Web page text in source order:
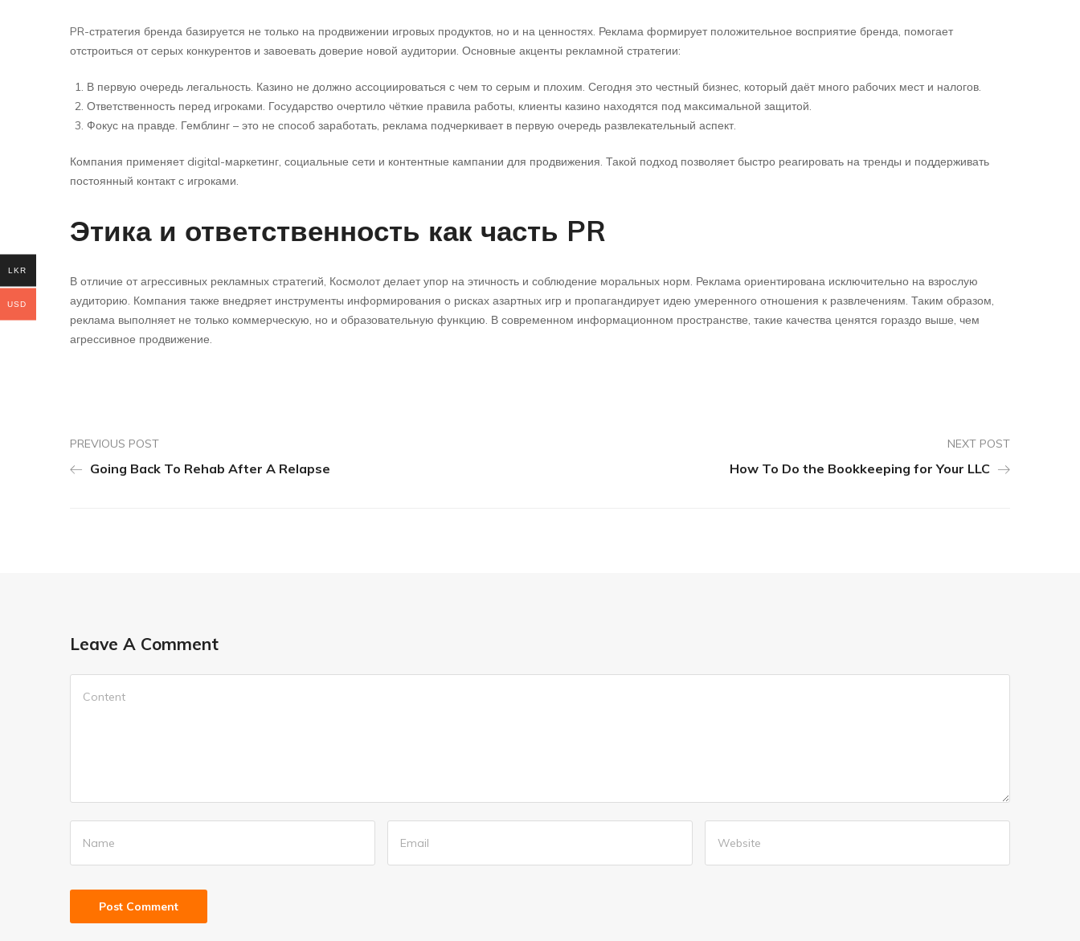
PR-стратегия бренда базируется не только на продвижении игровых продуктов, но и на ценностях. Реклама формирует положительное восприятие бренда, помогает
отстроиться от серых конкурентов и завоевать доверие новой аудитории. Основные акценты рекламной стратегии:
В первую очередь легальность. Казино не должно ассоциироваться с чем то серым и плохим. Сегодня это честный бизнес, который даёт много рабочих мест и налогов.
Ответственность перед игроками. Государство очертило чёткие правила работы, клиенты казино находятся под максимальной защитой.
Фокус на правде. Гемблинг – это не способ заработать, реклама подчеркивает в первую очередь развлекательный аспект.
Компания применяет digital-маркетинг, социальные сети и контентные кампании для продвижения. Такой подход позволяет быстро реагировать на тренды и поддерживать
постоянный контакт с игроками.
Этика и ответственность как часть PR
В отличие от агрессивных рекламных стратегий, Космолот делает упор на этичность и соблюдение моральных норм. Реклама ориентирована исключительно на взрослую
аудиторию. Компания также внедряет инструменты информирования о рисках азартных игр и пропагандирует идею умеренного отношения к развлечениям. Таким образом,
реклама выполняет не только коммерческую, но и образовательную функцию. В современном информационном пространстве, такие качества ценятся гораздо выше, чем
агрессивное продвижение.
PREVIOUS POST
Going Back To Rehab After A Relapse
NEXT POST
How To Do the Bookkeeping for Your LLC
Leave A Comment
LKR
USD